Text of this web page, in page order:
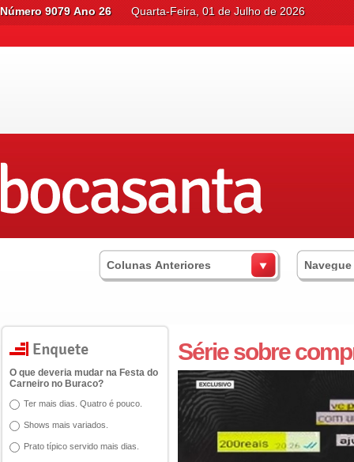
Número 9079 Ano 26 Quarta-Feira, 01 de Julho de 2026
Colunas Anteriores
O que deveria mudar na Festa do
Carneiro no Buraco?
Ter mais dias. Quatro é pouco.
Shows mais variados.
Prato típico servido mais dias.
Série sobre